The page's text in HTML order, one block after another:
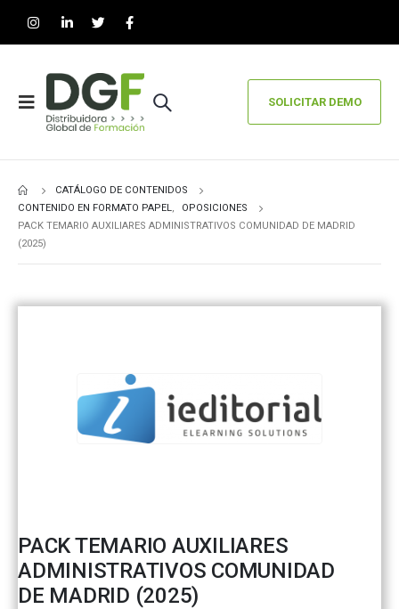
SOLICITAR DEMO
CATÁLOGO DE CONTENIDOS
CONTENIDO EN FORMATO PAPEL,
OPOSICIONES
PACK TEMARIO AUXILIARES ADMINISTRATIVOS COMUNIDAD DE MADRID
(2025)
PACK TEMARIO AUXILIARES
ADMINISTRATIVOS COMUNIDAD
DE MADRID (2025)